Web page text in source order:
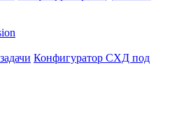
Конфигуратор СХД под